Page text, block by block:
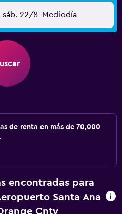
sáb. 22/8 Mediodía
de renta en más de 70,000
encontradas para
Santa Ana
Cnty